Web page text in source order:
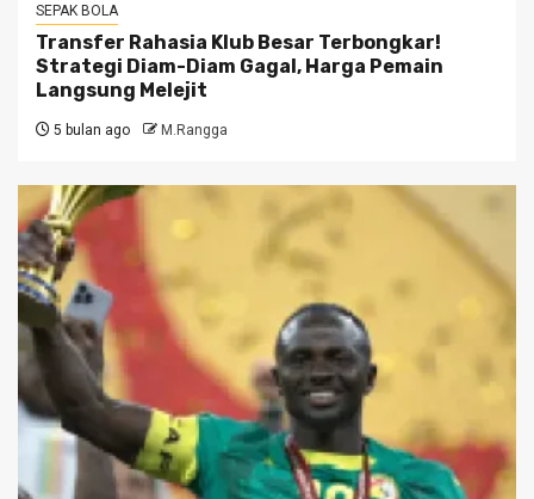
SEPAK BOLA
Transfer Rahasia Klub Besar Terbongkar!
Strategi Diam-Diam Gagal, Harga Pemain
Langsung Melejit
5 bulan ago M.Rangga